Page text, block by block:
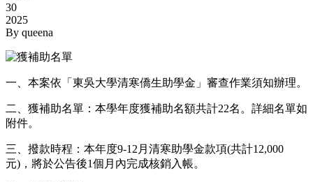
30
2025
By queena
一、本案依「東吳大學清寒僑生助學金」審查作業須知辦理。
二、獲補助名單：本學年度獲補助名額共計22名。詳細名單如
附件。
三、撥款時程：本年度9-12月清寒助學金款項(共計12,000
元)，將於公告後1個月內完成核銷入帳。